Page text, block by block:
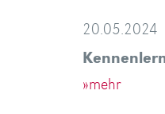
20.05.2024
»mehr